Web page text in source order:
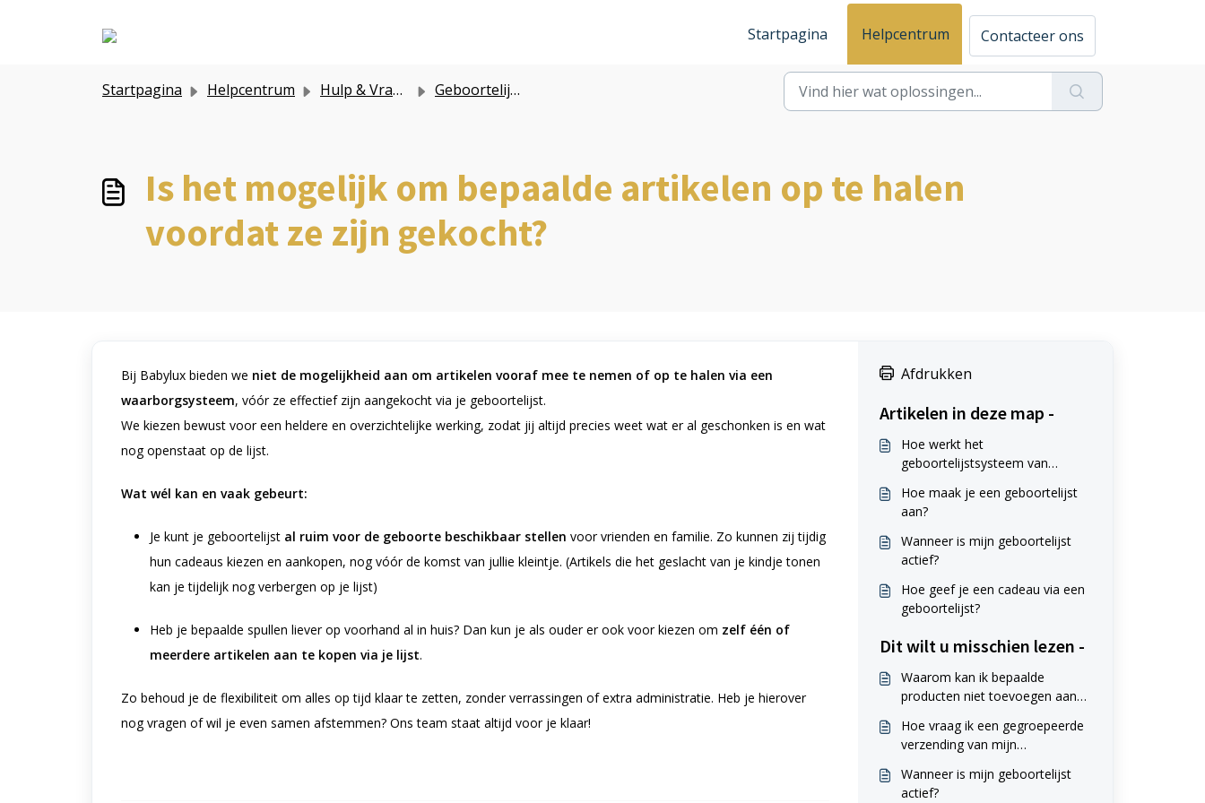
Startpagina
Helpcentrum Contacteer ons
Startpagina Helpcentrum Hulp & Vragen Geboortelijsten
Is het mogelijk om bepaalde artikelen op te halen
voordat ze zijn gekocht?
Bij Babylux bieden we niet de mogelijkheid aan om artikelen vooraf mee te nemen of op te halen via een
waarborgsysteem, vóór ze effectief zijn aangekocht via je geboortelijst.
We kiezen bewust voor een heldere en overzichtelijke werking, zodat jij altijd precies weet wat er al geschonken is en wat
nog openstaat op de lijst.
Wat wél kan en vaak gebeurt:
Je kunt je geboortelijst al ruim voor de geboorte beschikbaar stellen voor vrienden en familie. Zo kunnen zij tijdig
hun cadeaus kiezen en aankopen, nog vóór de komst van jullie kleintje. (Artikels die het geslacht van je kindje tonen
kan je tijdelijk nog verbergen op je lijst)
Heb je bepaalde spullen liever op voorhand al in huis? Dan kun je als ouder er ook voor kiezen om zelf één of
meerdere artikelen aan te kopen via je lijst.
Zo behoud je de flexibiliteit om alles op tijd klaar te zetten, zonder verrassingen of extra administratie. Heb je hierover
nog vragen of wil je even samen afstemmen? Ons team staat altijd voor je klaar!
Afdrukken
Artikelen in deze map -
Hoe werkt het
geboortelijstsysteem van
Hoe maak je een geboortelijst
aan?
Wanneer is mijn geboortelijst
actief?
Hoe geef je een cadeau via een
geboortelijst?
Dit wilt u misschien lezen -
Waarom kan ik bepaalde
producten niet toevoegen aan
Hoe vraag ik een gegroepeerde
verzending van mijn
Wanneer is mijn geboortelijst
actief?